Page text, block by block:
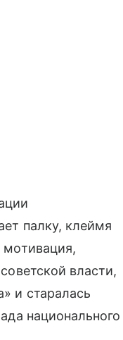
палку, клеймя
мотивация,
власти,
и старалась
национального